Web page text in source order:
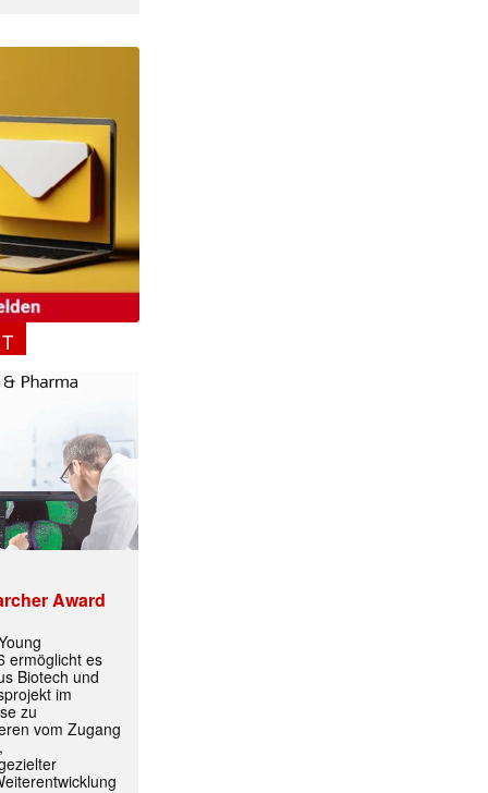
Award
ermöglicht es
Biotech und
im
zu
vom Zugang